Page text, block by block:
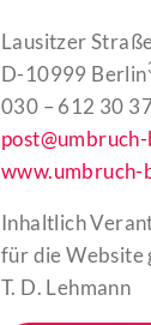
Lausitzer
D-10999 Berlin
030 – 612 30
Inhaltlich
für die Website
T. D. Lehmann